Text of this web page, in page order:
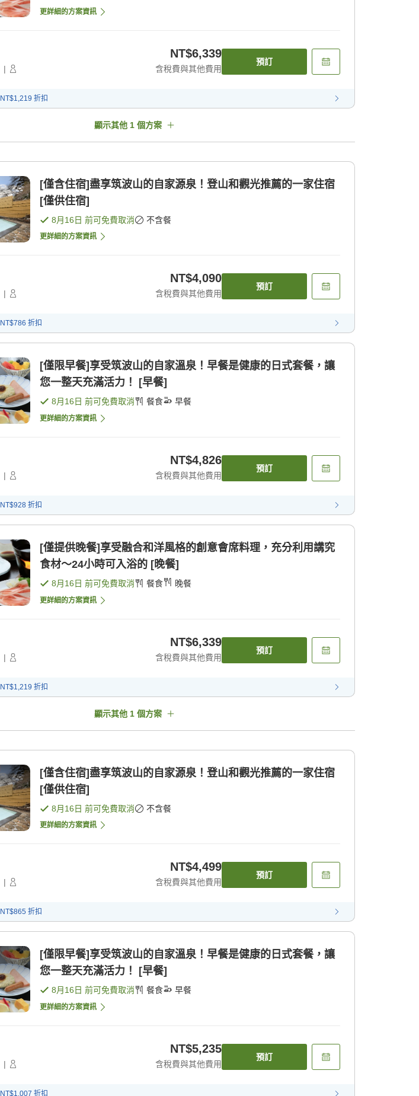
更詳細的方案資訊
|
NT$6,339
含稅費與其他費用
預訂
NT$1,219 折扣
顯示其他 1 個方案
[僅含住宿]盡享筑波山的自家源泉！登山和觀光推薦的一家住宿
[僅供住宿]
8月16日 前可免費取消 不含餐
更詳細的方案資訊
|
NT$4,090
含稅費與其他費用
預訂
NT$786 折扣
[僅限早餐]享受筑波山的自家溫泉！早餐是健康的日式套餐，讓
您一整天充滿活力！ [早餐]
8月16日 前可免費取消 餐食 早餐
更詳細的方案資訊
|
NT$4,826
含稅費與其他費用
預訂
NT$928 折扣
[僅提供晚餐]享受融合和洋風格的創意會席料理，充分利用講究
食材〜24小時可入浴的 [晚餐]
8月16日 前可免費取消 餐食 晚餐
更詳細的方案資訊
|
NT$6,339
含稅費與其他費用
預訂
NT$1,219 折扣
顯示其他 1 個方案
[僅含住宿]盡享筑波山的自家源泉！登山和觀光推薦的一家住宿
[僅供住宿]
8月16日 前可免費取消 不含餐
更詳細的方案資訊
|
NT$4,499
含稅費與其他費用
預訂
NT$865 折扣
[僅限早餐]享受筑波山的自家溫泉！早餐是健康的日式套餐，讓
您一整天充滿活力！ [早餐]
8月16日 前可免費取消 餐食 早餐
更詳細的方案資訊
|
NT$5,235
含稅費與其他費用
預訂
NT$1,007 折扣